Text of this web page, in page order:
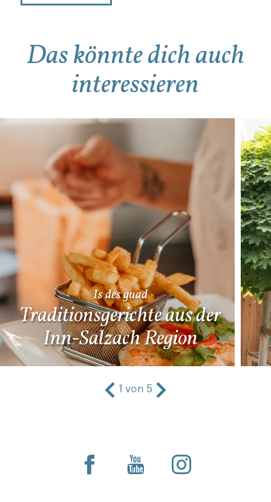
Das könnte dich auch
interessieren
Is des guad
Traditionsgerichte aus der
Inn-Salzach Region
1 von 5